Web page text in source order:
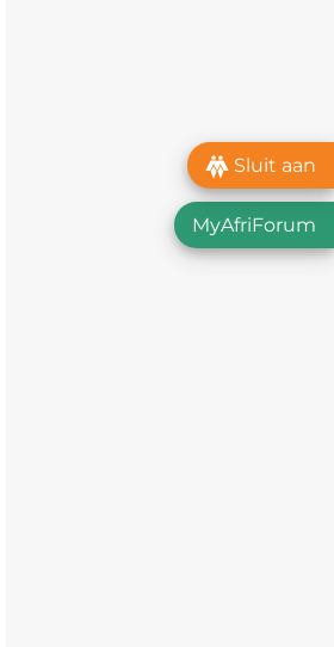
Sluit aan
MyAfriForum